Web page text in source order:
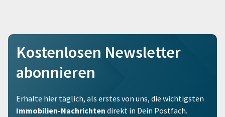
Kostenlosen Newsletter
abonnieren
Erhalte hier täglich, als erstes von uns, die wichtigsten
Immobilien-Nachrichten direkt in Dein Postfach.